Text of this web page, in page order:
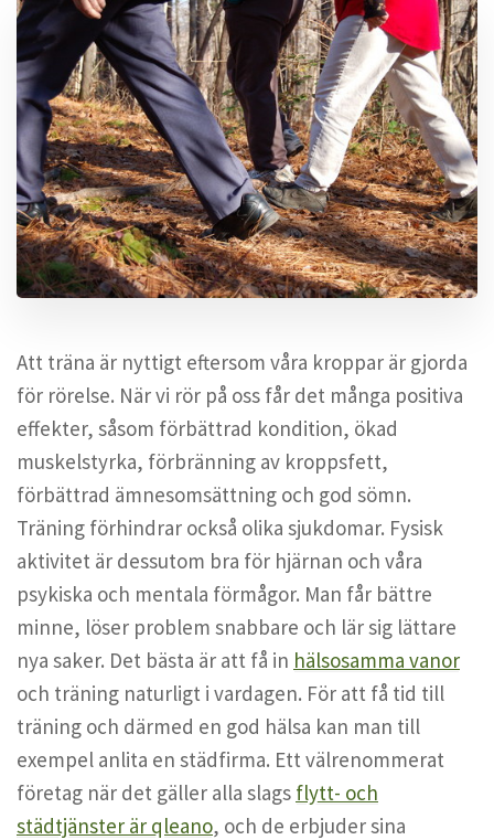
Att träna är nyttigt eftersom våra kroppar är gjorda
för rörelse. När vi rör på oss får det många positiva
effekter, såsom förbättrad kondition, ökad
muskelstyrka, förbränning av kroppsfett,
förbättrad ämnesomsättning och god sömn.
Träning förhindrar också olika sjukdomar. Fysisk
aktivitet är dessutom bra för hjärnan och våra
psykiska och mentala förmågor. Man får bättre
minne, löser problem snabbare och lär sig lättare
nya saker. Det bästa är att få in hälsosamma vanor
och träning naturligt i vardagen. För att få tid till
träning och därmed en god hälsa kan man till
exempel anlita en städfirma. Ett välrenommerat
företag när det gäller alla slags flytt- och
städtjänster är qleano, och de erbjuder sina